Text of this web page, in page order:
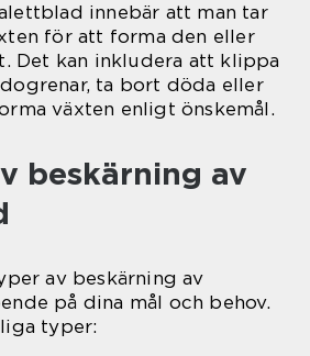
innebär att man tar
för att forma den eller
Det kan inkludera att klippa
ta bort döda eller
växten enligt önskemål.
beskärning av
av beskärning av
på dina mål och behov.
typer: